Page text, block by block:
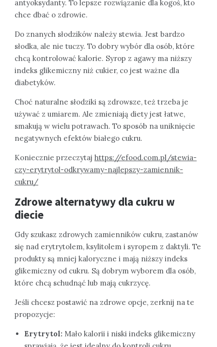
antyoksydanty. To lepsze rozwiązanie dla kogoś, kto
chce dbać o zdrowie.
Do znanych słodzików należy stewia. Jest bardzo
słodka, ale nie tuczy. To dobry wybór dla osób, które
chcą kontrolować kalorie. Syrop z agawy ma niższy
indeks glikemiczny niż cukier, co jest ważne dla
diabetyków.
Choć naturalne słodziki są zdrowsze, też trzeba je
używać z umiarem. Ale zmieniają diety jest łatwe,
smakują w wielu potrawach. To sposób na uniknięcie
negatywnych efektów białego cukru.
Koniecznie przeczytaj https://efood.com.pl/stewia-
czy-erytrytol-odkrywamy-najlepszy-zamiennik-
cukru/
Zdrowe alternatywy dla cukru w
diecie
Gdy szukasz zdrowych zamienników cukru, zastanów
się nad erytrytolem, ksylitolem i syropem z daktyli. Te
produkty są mniej kaloryczne i mają niższy indeks
glikemiczny od cukru. Są dobrym wyborem dla osób,
które chcą schudnąć lub mają cukrzycę.
Jeśli chcesz postawić na zdrowe opcje, zerknij na te
propozycje:
Erytrytol: Mało kalorii i niski indeks glikemiczny